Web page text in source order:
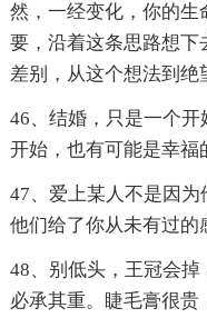
然，一经变化，你的
要，沿着这条思路想
差别，从这个想法到绝
46、结婚，只是一个
开始，也有可能是幸福
47、爱上某人不是因
他们给了你从未有过的
48、别低头，王冠会掉
必承其重。睫毛膏很